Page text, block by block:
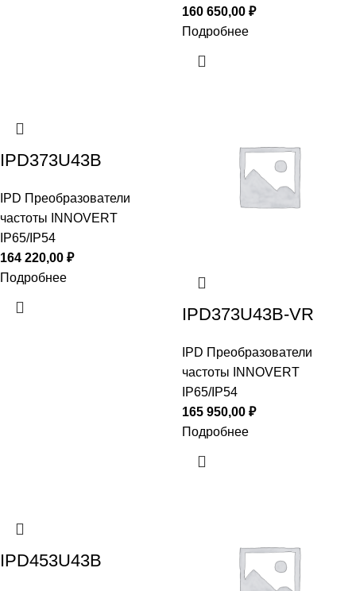
160 650,00 ₽
Подробнее
IPD373U43B
IPD Преобразователи
частоты INNOVERT
IP65/IP54
164 220,00 ₽
Подробнее
IPD373U43B-VR
IPD Преобразователи
частоты INNOVERT
IP65/IP54
165 950,00 ₽
Подробнее
IPD453U43B